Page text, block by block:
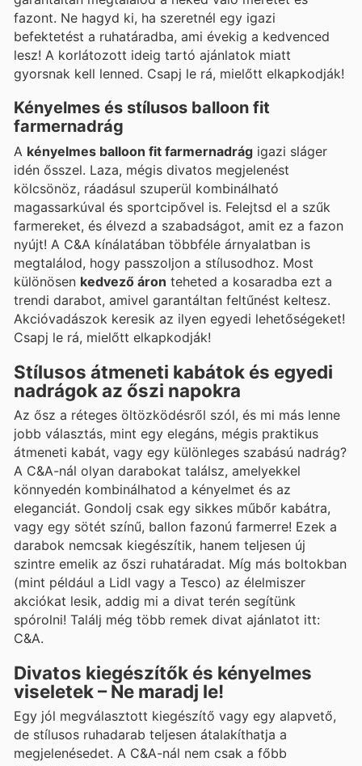
fazont. Ne hagyd ki, ha szeretnél egy igazi
befektetést a ruhatáradba, ami évekig a kedvenced
lesz! A korlátozott ideig tartó ajánlatok miatt
gyorsnak kell lenned. Csapj le rá, mielőtt elkapkodják!
Kényelmes és stílusos balloon fit
farmernadrág
A kényelmes balloon fit farmernadrág igazi sláger
idén ősszel. Laza, mégis divatos megjelenést
kölcsönöz, ráadásul szuperül kombinálható
magassarkúval és sportcipővel is. Felejtsd el a szűk
farmereket, és élvezd a szabadságot, amit ez a fazon
nyújt! A C&A kínálatában többféle árnyalatban is
megtalálod, hogy passzoljon a stílusodhoz. Most
különösen kedvező áron teheted a kosaradba ezt a
trendi darabot, amivel garantáltan feltűnést keltesz.
Akcióvadászok keresik az ilyen egyedi lehetőségeket!
Csapj le rá, mielőtt elkapkodják!
Stílusos átmeneti kabátok és egyedi
nadrágok az őszi napokra
Az ősz a réteges öltözködésről szól, és mi más lenne
jobb választás, mint egy elegáns, mégis praktikus
átmeneti kabát, vagy egy különleges szabású nadrág?
A C&A-nál olyan darabokat találsz, amelyekkel
könnyedén kombinálhatod a kényelmet és az
eleganciát. Gondolj csak egy sikkes műbőr kabátra,
vagy egy sötét színű, ballon fazonú farmerre! Ezek a
darabok nemcsak kiegészítik, hanem teljesen új
szintre emelik az őszi ruhatáradat. Míg más boltokban
(mint például a Lidl vagy a Tesco) az élelmiszer
akciókat lesik, addig mi a divat terén segítünk
spórolni! Találj még több remek divat ajánlatot itt:
C&A.
Divatos kiegészítők és kényelmes
viseletek – Ne maradj le!
Egy jól megválasztott kiegészítő vagy egy alapvető,
de stílusos ruhadarab teljesen átalakíthatja a
megjelenésedet. A C&A-nál nem csak a főbb